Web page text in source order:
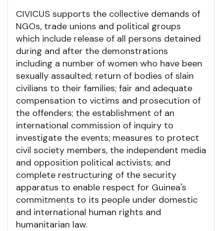
CIVICUS supports the collective demands of
NGOs, trade unions and political groups
which include release of all persons detained
during and after the demonstrations
including a number of women who have been
sexually assaulted; return of bodies of slain
civilians to their families; fair and adequate
compensation to victims and prosecution of
the offenders; the establishment of an
international commission of inquiry to
investigate the events; measures to protect
civil society members, the independent media
and opposition political activists; and
complete restructuring of the security
apparatus to enable respect for Guinea's
commitments to its people under domestic
and international human rights and
humanitarian law.